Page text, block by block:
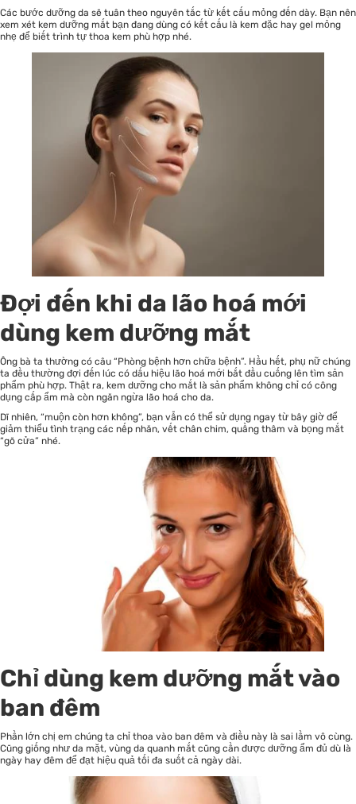
Các bước dưỡng da sẽ tuân theo nguyên tắc từ kết cấu mỏng đến dày. Bạn nên
xem xét kem dưỡng mắt bạn đang dùng có kết cấu là kem đặc hay gel mỏng
nhẹ để biết trình tự thoa kem phù hợp nhé.
Đợi đến khi da lão hoá mới
dùng kem dưỡng mắt
Ông bà ta thường có câu “Phòng bệnh hơn chữa bệnh”. Hầu hết, phụ nữ chúng
ta đều thường đợi đến lúc có dấu hiệu lão hoá mới bắt đầu cuống lên tìm sản
phẩm phù hợp. Thật ra, kem dưỡng cho mắt là sản phẩm không chỉ có công
dụng cấp ẩm mà còn ngăn ngừa lão hoá cho da.
Dĩ nhiên, “muộn còn hơn không”, bạn vẫn có thể sử dụng ngay từ bây giờ để
giảm thiểu tình trạng các nếp nhăn, vết chân chim, quầng thâm và bọng mắt
“gõ cửa” nhé.
Chỉ dùng kem dưỡng mắt vào
ban đêm
Phần lớn chị em chúng ta chỉ thoa vào ban đêm và điều này là sai lầm vô cùng.
Cũng giống như da mặt, vùng da quanh mắt cũng cần được dưỡng ẩm đủ dù là
ngày hay đêm để đạt hiệu quả tối đa suốt cả ngày dài.